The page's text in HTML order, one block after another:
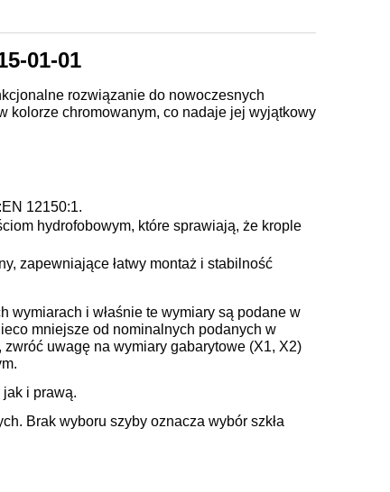
01-01
rozwiązanie do nowoczesnych
kolorze chromowanym, co nadaje jej wyjątkowy
12150:1.
hydrofobowym, które sprawiają, że krople
zapewniające łatwy montaż i stabilność
wymiarach i właśnie te wymiary są podane w
mniejsze od nominalnych podanych w
uwagę na wymiary gabarytowe (X1, X2)
.
i prawą.
Brak wyboru szyby oznacza wybór szkła